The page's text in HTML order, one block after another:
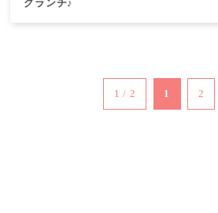
グランチ♪
1 / 2 1 2